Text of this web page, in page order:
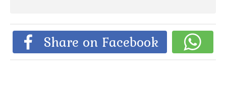
Share on Facebook